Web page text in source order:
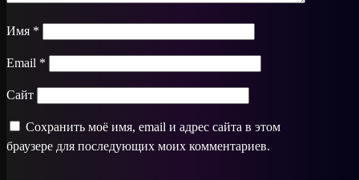
Имя *
Email *
Сайт
Сохранить моё имя, email и адрес сайта в этом
браузере для последующих моих комментариев.